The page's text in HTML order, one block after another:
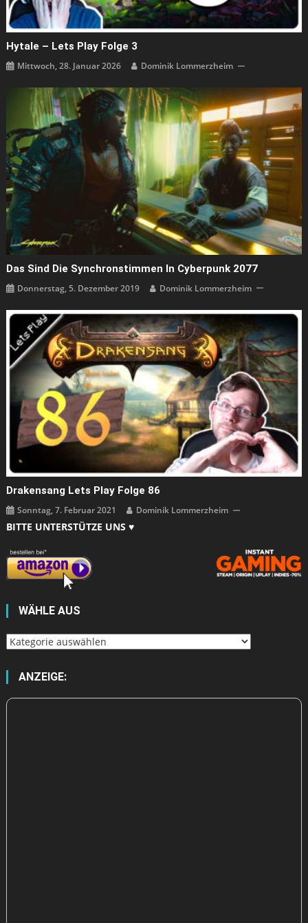
Hytale – Lets Play Folge 3
Mittwoch, 28. Januar 2026 Dominik Lommerzheim
Das Sind Die Synchronstimmen In Cyberpunk 2077
Donnerstag, 5. Dezember 2019 Dominik Lommerzheim
Drakensang Lets Play Folge 86
Sonntag, 7. Februar 2021 Dominik Lommerzheim
BITTE UNTERSTÜTZE UNS ♥
WÄHLE AUS
Wähle
ANZEIGE: